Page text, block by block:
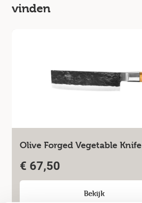
vinden
Olive Forged Vegetable Knife
€ 67,50
Bekijk